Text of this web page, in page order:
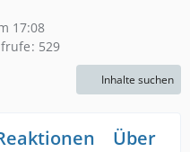
17:08
529
Inhalte suchen
Über